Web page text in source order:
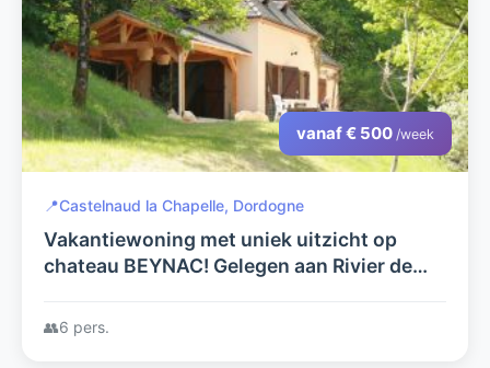
vanaf € 500 /week
📍Castelnaud la Chapelle, Dordogne
Vakantiewoning met uniek uitzicht op
chateau BEYNAC! Gelegen aan Rivier de
Fayrac en Castelnaud.
👥6 pers.